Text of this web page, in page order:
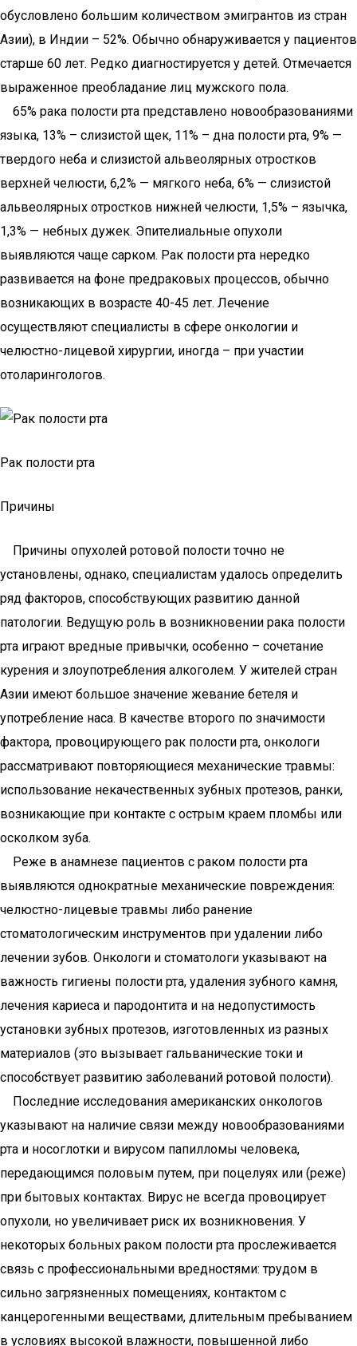
обусловлено большим количеством эмигрантов из стран
Азии), в Индии – 52%. Обычно обнаруживается у пациентов
старше 60 лет. Редко диагностируется у детей. Отмечается
выраженное преобладание лиц мужского пола.
65% рака полости рта представлено новообразованиями
языка, 13% – слизистой щек, 11% – дна полости рта, 9% —
твердого неба и слизистой альвеолярных отростков
верхней челюсти, 6,2% — мягкого неба, 6% — слизистой
альвеолярных отростков нижней челюсти, 1,5% – язычка,
1,3% — небных дужек. Эпителиальные опухоли
выявляются чаще сарком. Рак полости рта нередко
развивается на фоне предраковых процессов, обычно
возникающих в возрасте 40-45 лет. Лечение
осуществляют специалисты в сфере онкологии и
челюстно-лицевой хирургии, иногда – при участии
отоларингологов.
Рак полости рта
Причины
Причины опухолей ротовой полости точно не
установлены, однако, специалистам удалось определить
ряд факторов, способствующих развитию данной
патологии. Ведущую роль в возникновении рака полости
рта играют вредные привычки, особенно – сочетание
курения и злоупотребления алкоголем. У жителей стран
Азии имеют большое значение жевание бетеля и
употребление наса. В качестве второго по значимости
фактора, провоцирующего рак полости рта, онкологи
рассматривают повторяющиеся механические травмы:
использование некачественных зубных протезов, ранки,
возникающие при контакте с острым краем пломбы или
осколком зуба.
Реже в анамнезе пациентов с раком полости рта
выявляются однократные механические повреждения:
челюстно-лицевые травмы либо ранение
стоматологическим инструментов при удалении либо
лечении зубов. Онкологи и стоматологи указывают на
важность гигиены полости рта, удаления зубного камня,
лечения кариеса и пародонтита и на недопустимость
установки зубных протезов, изготовленных из разных
материалов (это вызывает гальванические токи и
способствует развитию заболеваний ротовой полости).
Последние исследования американских онкологов
указывают на наличие связи между новообразованиями
рта и носоглотки и вирусом папилломы человека,
передающимся половым путем, при поцелуях или (реже)
при бытовых контактах. Вирус не всегда провоцирует
опухоли, но увеличивает риск их возникновения. У
некоторых больных раком полости рта прослеживается
связь с профессиональными вредностями: трудом в
сильно загрязненных помещениях, контактом с
канцерогенными веществами, длительным пребыванием
в условиях высокой влажности, повышенной либо